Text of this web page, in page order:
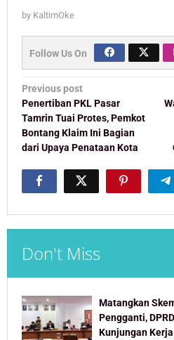
by KaltimOke
Follow Us On
Post
navigation
Previous post
Penertiban PKL Pasar
Tamrin Tuai Protes, Pemkot
Bontang Klaim Ini Bagian
dari Upaya Penataan Kota
Don't Miss
Matangkan
Pengganti,
Kunjungan